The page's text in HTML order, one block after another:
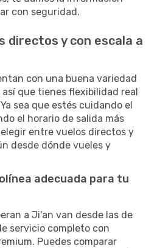
con seguridad.
directos y con escala a
con una buena variedad
que tienes flexibilidad real
sea que estés cuidando el
el horario de salida más
entre vuelos directos y
desde dónde vueles y
adecuada para tu
a Ji'an van desde las de
servicio completo con
Puedes comparar